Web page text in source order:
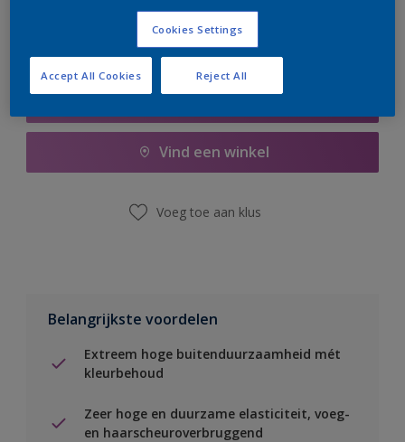
Vind een winkel
Voeg toe aan klus
Belangrijkste voordelen
Extreem hoge buitenduurzaamheid mét
kleurbehoud
Zeer hoge en duurzame elasticiteit, voeg-
en haarscheuroverbruggend
Cookies Settings
Reject All
Accept All Cookies